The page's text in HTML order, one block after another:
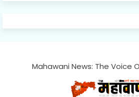
Mahawani News: The Voice